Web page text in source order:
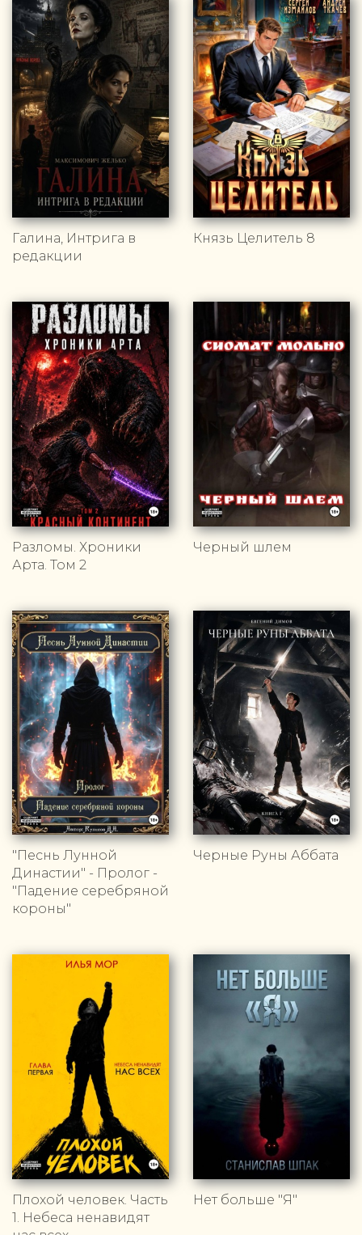
Галина, Интрига в
редакции
Князь Целитель 8
Разломы. Хроники
Арта. Том 2
Черный шлем
"Песнь Лунной
Династии" - Пролог -
"Падение серебряной
короны"
Черные Руны Аббата
Плохой человек. Часть
1. Небеса ненавидят
Нет больше "Я"